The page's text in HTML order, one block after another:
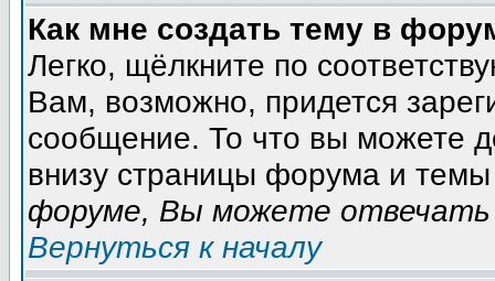
Как мне создать тему в
Легко, щёлкните по
Вам, возможно, придется
сообщение. То что вы можете
внизу страницы форума и
форуме, Вы можете отвечать
Вернуться к началу